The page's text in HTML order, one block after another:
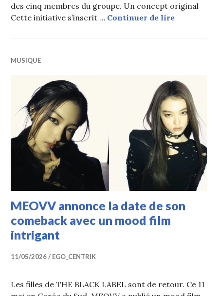
des cinq membres du groupe. Un concept original
Cette initiative s’inscrit … Continuer de lireMEOVV
MUSIQUE
MEOVV annonce la date de son
comeback avec un mood film
intrigant
11/05/2026 EGO_CENTRIK
Les filles de THE BLACK LABEL sont de retour. Ce 11